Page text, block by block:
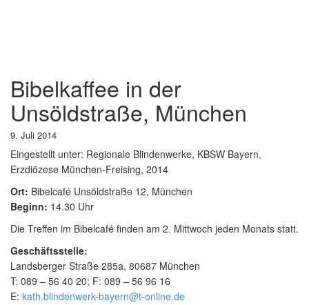
Bibelkaffee in der
Unsöldstraße, München
9. Juli 2014
Eingestellt unter: Regionale Blindenwerke, KBSW Bayern,
Erzdiözese München-Freising, 2014
Ort: Bibelcafé Unsöldstraße 12, München
Beginn: 14.30 Uhr
Die Treffen im Bibelcafé finden am 2. Mittwoch jeden Monats statt.
Geschäftsstelle:
Landsberger Straße 285a, 80687 München
T: 089 – 56 40 20; F: 089 – 56 96 16
E: kath.blindenwerk-bayern@t-online.de